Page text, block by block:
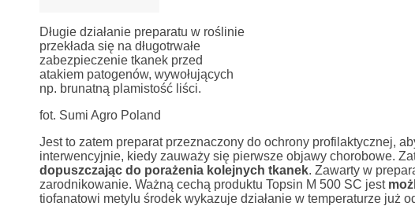
Długie działanie preparatu w roślinie
przekłada się na długotrwałe
zabezpieczenie tkanek przed
atakiem patogenów, wywołujących
np. brunatną plamistość liści.
fot. Sumi Agro Poland
Jest to zatem preparat przeznaczony do ochrony profilaktycznej,
interwencyjnie, kiedy zauważy się pierwsze objawy chorobowe.
dopuszczając do porażenia kolejnych tkanek. Zawarty w
zarodnikowanie. Ważną cechą produktu Topsin M 500 SC jest
tiofanatowi metylu środek wykazuje działanie w temperaturze już